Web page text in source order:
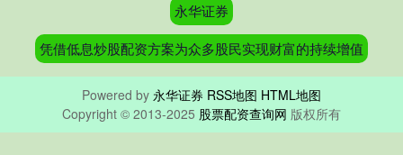
永华证券
凭借低息炒股配资方案为众多股民实现财富的持续增值
Powered by 永华证券 RSS地图 HTML地图
Copyright © 2013-2025 股票配资查询网 版权所有